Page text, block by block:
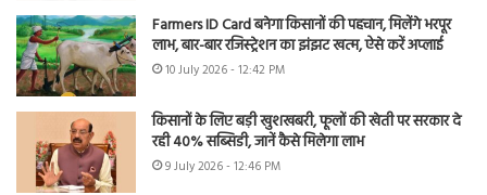
Farmers ID Card बनेगा किसानों की पहचान, मिलेंगे भरपूर
लाभ, बार-बार रजिस्ट्रेशन का झंझट खत्म, ऐसे करें अप्लाई
10 July 2026 - 12:42 PM
किसानों के लिए बड़ी खुशखबरी, फूलों की खेती पर सरकार दे
रही 40% सब्सिडी, जानें कैसे मिलेगा लाभ
9 July 2026 - 12:46 PM